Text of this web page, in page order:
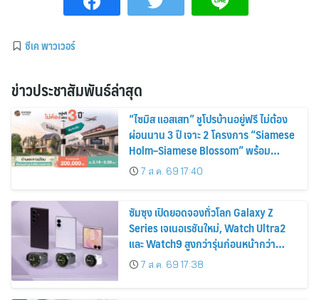
ซีเค พาวเวอร์
ข่าวประชาสัมพันธ์ล่าสุด
“ไซมิส แอสเสท” ชูโปรบ้านอยู่ฟรี ไม่ต้อง
ผ่อนนาน 3 ปี เจาะ 2 โครงการ “Siamese
Holm–Siamese Blossom” พร้อม
ส่วนลดและสิทธิพิเศษถึง 31 สิงหาคม
2569
7 ส.ค. 69 17:40
ซัมซุง เปิดยอดจองทั่วโลก Galaxy Z
Series เจเนอเรชันใหม่, Watch Ultra2
และ Watch9 สูงกว่ารุ่นก่อนหน้ากว่า
30%7 ส.ค. 69 17:38